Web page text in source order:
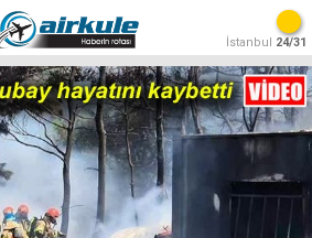
İstanbul 24/31